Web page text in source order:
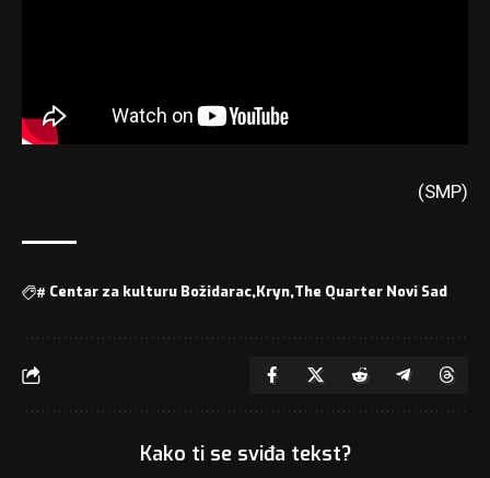
(SMP)
# Centar za kulturu Božidarac Kryn The Quarter Novi Sad
Kako ti se sviđa tekst?